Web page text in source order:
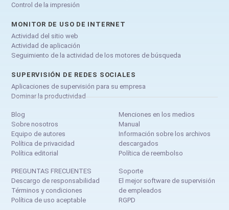
Control de la impresión
MONITOR DE USO DE INTERNET
Actividad del sitio web
Actividad de aplicación
Seguimiento de la actividad de los motores de búsqueda
SUPERVISIÓN DE REDES SOCIALES
Aplicaciones de supervisión para su empresa
Dominar la productividad
Blog
Sobre nosotros
Equipo de autores
Política de privacidad
Política editorial
Menciones en los medios
Manual
Información sobre los archivos
descargados
Política de reembolso
PREGUNTAS FRECUENTES
Descargo de responsabilidad
Términos y condiciones
Política de uso aceptable
Soporte
El mejor software de supervisión
de empleados
RGPD